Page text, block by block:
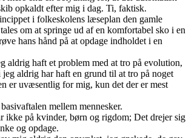
opkaldt efter mig i dag. Ti, faktisk.
i folkeskolens læseplan den gamle
om at springe ud af en komfortabel sko i en
hans hånd på at opdage indholdet i en
aldrig haft et problem med at tro på evolution,
aldrig har haft en grund til at tro på noget
er uvæsentlig for mig, kun det der er mest
mellem mennesker.
ikke på kvinder, børn og rigdom; Det drejer sig
og opdage.